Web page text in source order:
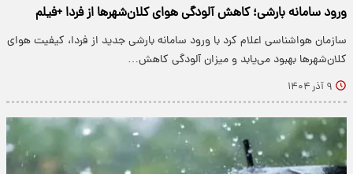
ورود سامانه بارشی؛ کاهش آلودگی هوای کلان‌شهرها از فردا +فیلم
سازمان هواشناسی اعلام کرد با ورود سامانه بارشی جدید از فردا، کیفیت هوای
کلان‌شهرها بهبود می‌یابد و میزان آلودگی کاهش…
۹ آذر ۱۴۰۴